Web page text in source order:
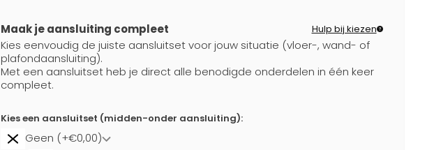
Maak je aansluiting compleet Hulp bij kiezen
Kies eenvoudig de juiste aansluitset voor jouw situatie (vloer-, wand- of
plafondaansluiting).
Met een aansluitset heb je direct alle benodigde onderdelen in één keer
compleet.
Kies een aansluitset (midden-onder aansluiting):
Geen (+€0,00)